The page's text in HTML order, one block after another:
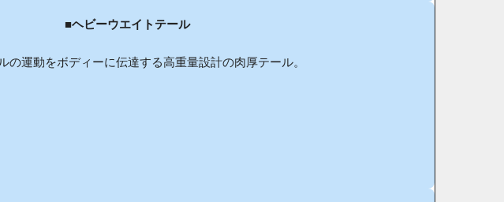
■ヘビーウエイトテール
の運動をボディーに伝達する高重量設計の肉厚テール。